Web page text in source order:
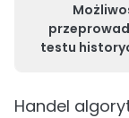
testu
Handel